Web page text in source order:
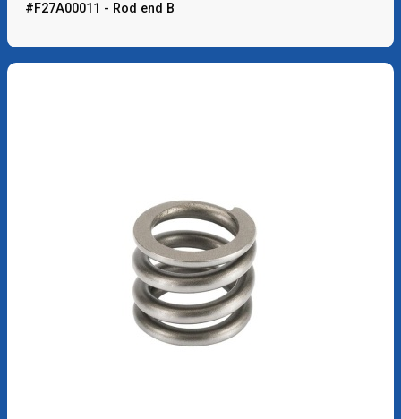
#F27A00011 - Rod end B